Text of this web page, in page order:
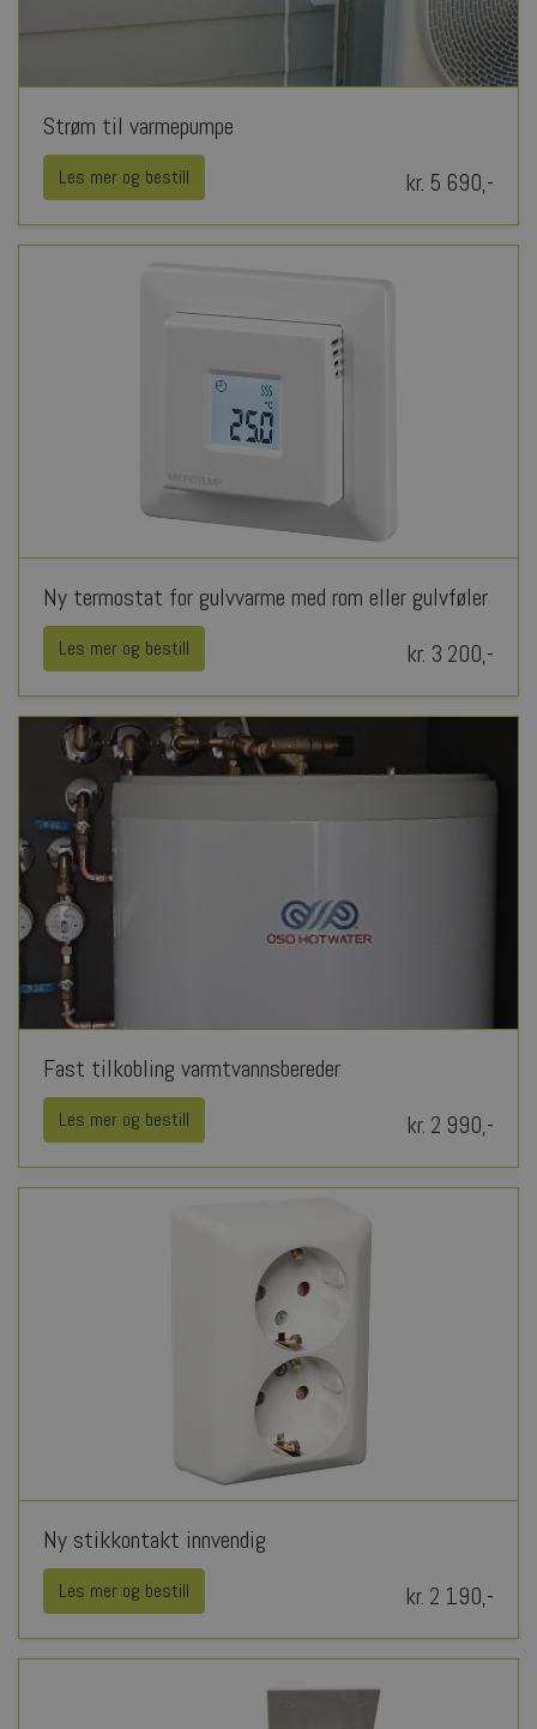
Strøm til varmepumpe
Les mer og bestill kr. 5 690,-
Ny termostat for gulvvarme med rom eller gulvføler
Les mer og bestill kr. 3 200,-
Fast tilkobling varmtvannsbereder
Les mer og bestill kr. 2 990,-
Ny stikkontakt innvendig
Les mer og bestill kr. 2 190,-